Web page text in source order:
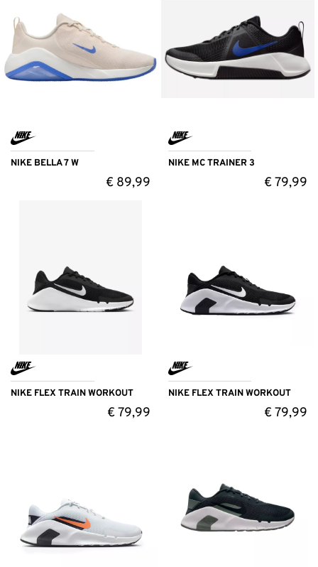
NIKE BELLA 7 W
€89,99
NIKE MC TRAINER 3
€79,99
NIKE FLEX TRAIN WORKOUT
€79,99
NIKE FLEX TRAIN WORKOUT
€79,99